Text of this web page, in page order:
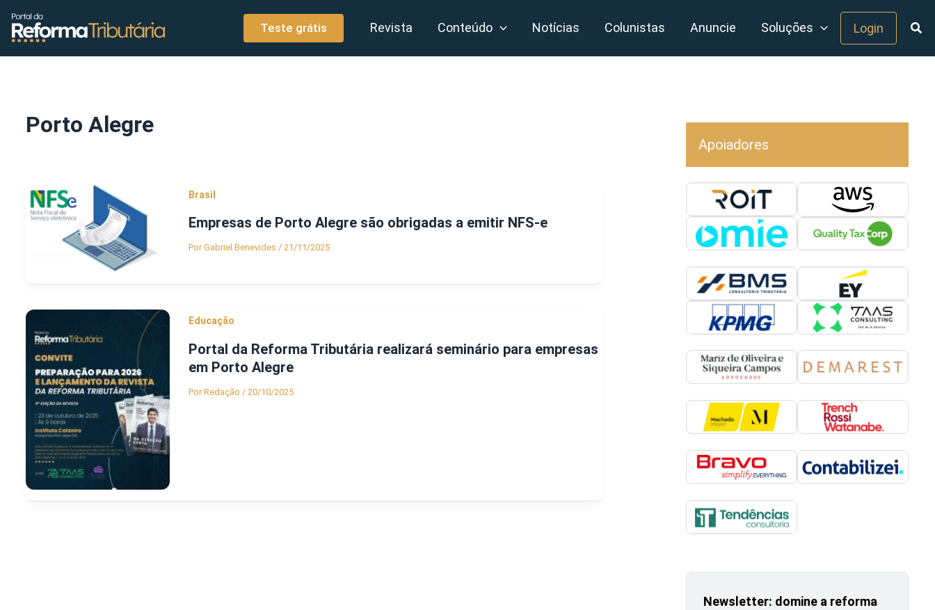
conteúdo
Teste grátis Revista Conteúdo Notícias Colunistas Anuncie Soluções Login
Porto Alegre
Brasil
Empresas de Porto Alegre são obrigadas a emitir NFS-e
PorGabriel Benevides / 21/11/2025
Educação
Portal da Reforma Tributária realizará seminário para empresas
em Porto Alegre
PorRedação / 20/10/2025
Apoiadores
Newsletter: domine a reforma